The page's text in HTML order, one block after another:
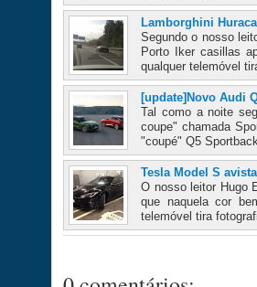
Lamborghini
Segundo o nosso
Porto Iker casillas
qualquer telemóvel
[update]Novo Audi
Tal como a noite
coupe" chamada
"coupé" Q5
Tesla Model S
O nosso leitor Hugo
que naquela cor
telemóvel tira